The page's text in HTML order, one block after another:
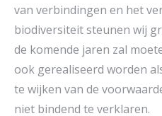
van verbindingen en het
biodiversiteit steunen wij
de komende jaren zal
ook gerealiseerd worden
te wijken van de
niet bindend te verklaren.